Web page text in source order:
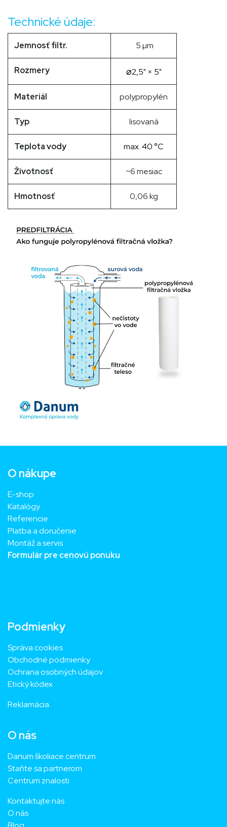
Technické údaje:
Jemnosť filtr. 5µm
Rozmery ⌀2,5" × 5"
Materiál polypropylén
Typ lisovaná
Teplota vody max. 40 °C
Životnosť ~6 mesiac
Hmotnosť 0,06 kg
O nákupe
E-shop
Katalógy
Referencie
Platba a doručenie
Montáž a servis
Formulár pre cenovú ponuku
Podmienky
Správa cookies
Obchodné podmienky
Ochrana osobných údajov
Etický kódex
Reklamácia
O nás
Danum školiace centrum
Staňte sa partnerom
Centrum znalosti
Kontaktujte nás
O nás